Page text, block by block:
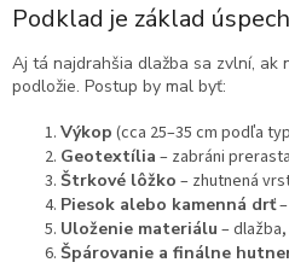
Podklad je základ
Aj tá najdrahšia dlažba sa zvlní, ak
podložie. Postup by mal byť:
Výkop (cca 25–35 cm podľa
Geotextília – zabráni
Štrkové lôžko – zhutnená
Piesok alebo kamenná drť–
Uloženie materiálu –
Špárovanie a finálne